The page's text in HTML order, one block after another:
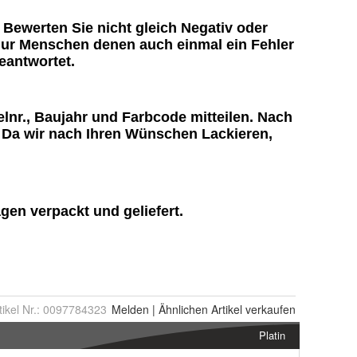
Nr.: 0097784323 Melden | Ähnlichen Artikel verkaufen
Platin